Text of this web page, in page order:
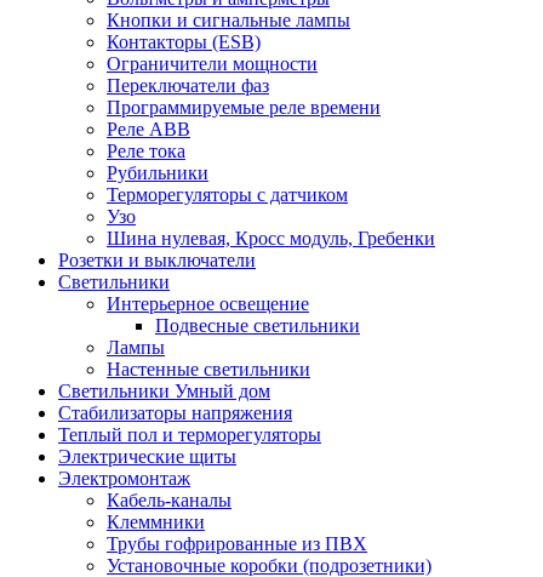
Кнопки и сигнальные лампы
Контакторы (ESB)
Ограничители мощности
Переключатели фаз
Программируемые реле времени
Реле ABB
Реле тока
Рубильники
Терморегуляторы с датчиком
Узо
Шина нулевая, Кросс модуль, Гребенки
Розетки и выключатели
Светильники
Интерьерное освещение
Подвесные светильники
Лампы
Настенные светильники
Светильники Умный дом
Стабилизаторы напряжения
Теплый пол и терморегуляторы
Электрические щиты
Электромонтаж
Кабель-каналы
Клеммники
Трубы гофрированные из ПВХ
Установочные коробки (подрозетники)